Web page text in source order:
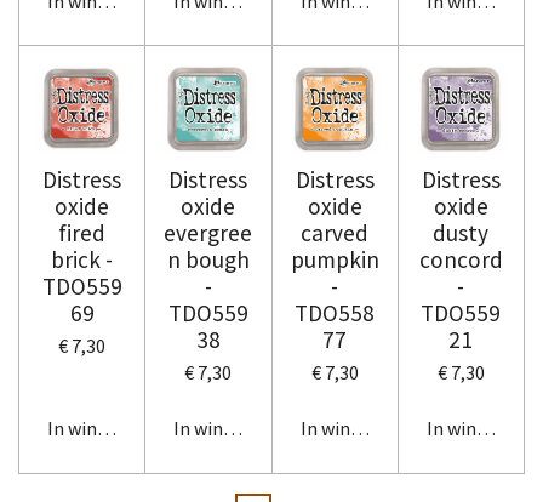
Distress
oxide
fired
brick -
TDO559
69
€ 7,30
In winkelwagen
Distress
oxide
evergree
n bough
-
TDO559
38
€ 7,30
In winkelwagen
Distress
oxide
carved
pumpkin
-
TDO558
77
€ 7,30
In winkelwagen
Distress
oxide
dusty
concord
-
TDO559
21
€ 7,30
In